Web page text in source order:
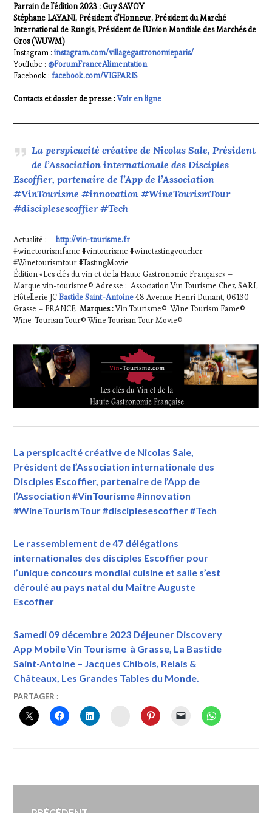
Parrain de l’édition 2023 : Guy SAVOY
Stéphane LAYANI, Président d’Honneur, Président du Marché
International de Rungis, Président de l’Union Mondiale des Marchés de
Gros (WUWM)
Instagram :instagram.com/villagegastronomieparis/
YouTube : @ForumFranceAlimentation
Facebook :facebook.com/VIGPARIS
Contacts et dossier de presse :Voir en ligne
La perspicacité créative de Nicolas Sale, Président
de l’Association internationale des Disciples
Escoffier, partenaire de l’App de l’Association
#VinTourisme #innovation #WineTourismTour
#disciplesescoffier #Tech
Actualité :http://vin-tourisme.fr
#winetourismfame #vintourisme #winetastingvoucher
#Winetourismtour #TastingMovie
Édition «Les clés du vin et de la Haute Gastronomie Française» –
Marque vin-tourisme© Adresse : Association Vin Tourisme Chez SARL
Hôtellerie JC Bastide Saint-Antoine48 Avenue Henri Dunant, 06130
Grasse – FRANCE Marques :Vin Tourisme© Wine Tourism Fame©
Wine Tourism Tour© Wine Tourism Tour Movie©
La perspicacité créative de Nicolas Sale,
Président de l’Association internationale des
Disciples Escoffier, partenaire de l’App de
l’Association #VinTourisme #innovation
#WineTourismTour #disciplesescoffier #Tech
Le rassemblement de 47 délégations
internationales des disciples Escoffier pour
l’unique concours mondial cuisine et salle s’est
déroulé au pays natal du Maître Auguste
Escoffier
Samedi 09 décembre 2023 Déjeuner Discovery
App Mobile Vin Tourisme à Grasse, La Bastide
Saint-Antoine – Jacques Chibois, Relais &
Châteaux, Les Grandes Tables du Monde.
28
AOÛT
2023
VINTOURISME
#PARTAGE
#VINTOURISME
#WINETOURISMTOUR
PARTAGER :
INSTAGRAM
Navigation